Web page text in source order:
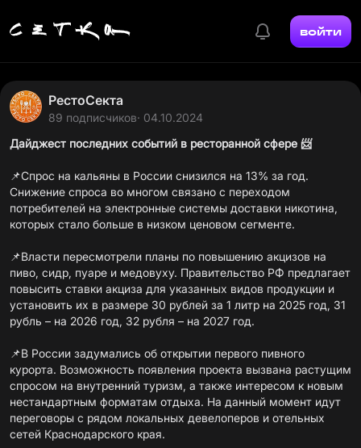
войти
РестоСекта
89 подписчиков· 04.10.2024
Дайджест последних событий в ресторанной сфере 📨
📌Спрос на кальяны в России снизился на 13% за год.
Снижение спроса во многом связано с переходом
потребителей на электронные системы доставки никотина,
которых стало больше в низком ценовом сегменте.
📌Власти пересмотрели планы по повышению акцизов на
пиво, сидр, пуаре и медовуху. Правительство РФ предлагает
повысить ставки акциза для указанных видов продукции и
установить их в размере 30 рублей за 1 литр на 2025 год, 31
рубль – на 2026 год, 32 рубля – на 2027 год.
📌В России задумались об открытии первого пивного
курорта. Возможность появления проекта вызвана растущим
спросом на внутренний туризм, а также интересом к новым
нестандартным форматам отдыха. На данный момент идут
переговоры с рядом локальных девелоперов и отельных
сетей Краснодарского края.